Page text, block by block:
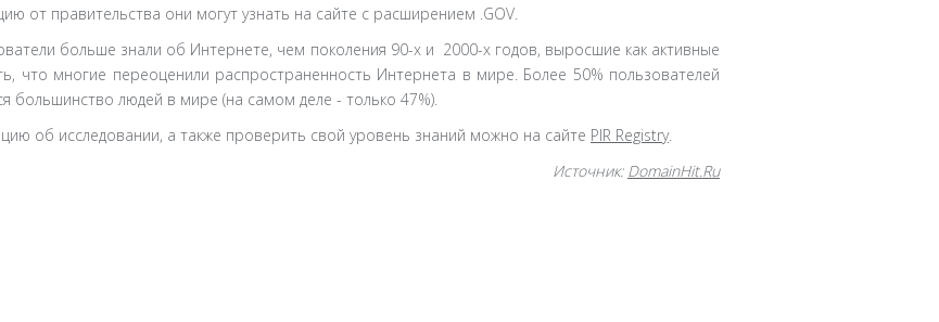
от правительства они могут узнать на сайте с расширением .GOV.
больше знали об Интернете, чем поколения 90-х и 2000-х годов, выросшие как активные
что многие переоценили распространенность Интернета в мире. Более 50% пользователей
большинство людей в мире (на самом деле - только 47%).
об исследовании, а также проверить свой уровень знаний можно на сайте PIR Registry.
Источник: DomainHit.Ru